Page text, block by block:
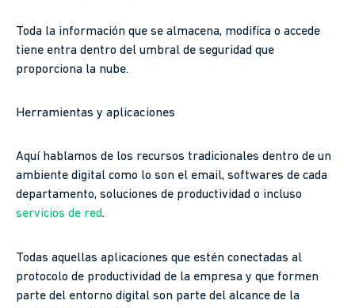
Toda la información que se almacena, modifica o accede
tiene entra dentro del umbral de seguridad que
proporciona la nube.
Herramientas y aplicaciones
Aquí hablamos de los recursos tradicionales dentro de un
ambiente digital como lo son el email, softwares de cada
departamento, soluciones de productividad o incluso
servicios de red.
Todas aquellas aplicaciones que estén conectadas al
protocolo de productividad de la empresa y que formen
parte del entorno digital son parte del alcance de la